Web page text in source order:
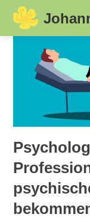
Skip